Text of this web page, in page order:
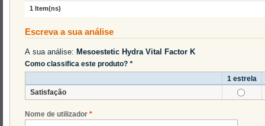
1 Item(ns)
Escreva a sua análise
A sua análise: Mesoestetic Hydra Vital Factor K
Como classifica este produto? *
1 estrela
Satisfação
*
Nome de utilizador